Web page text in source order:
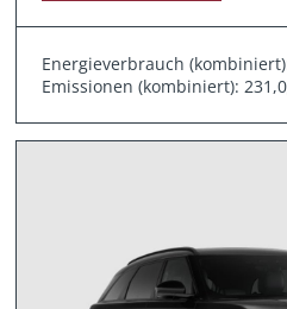
Energieverbrauch
Emissionen (kombiniert):